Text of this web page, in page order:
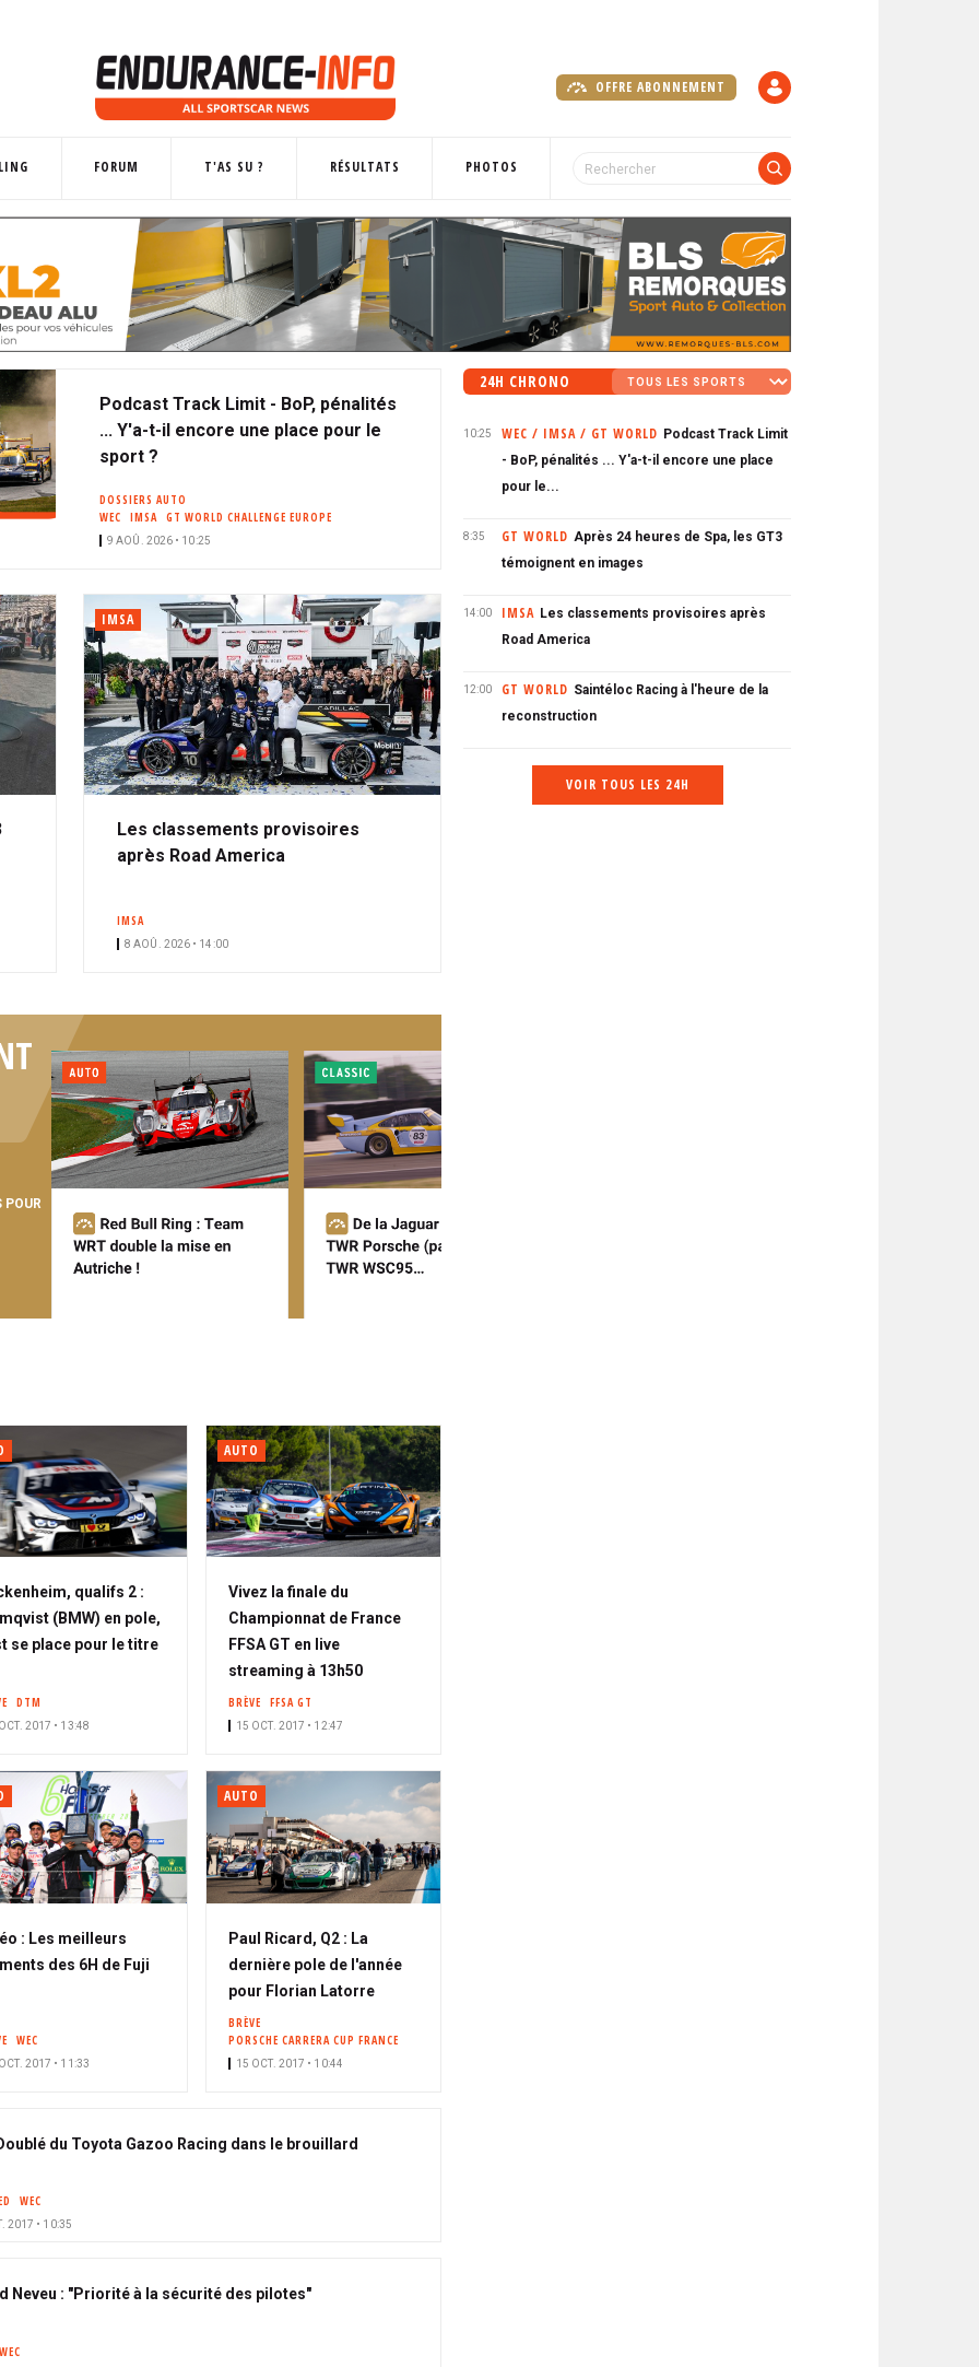
OFFRE ABONNEMENT
FORUM T'AS SU ? RÉSULTATS PHOTOS
Podcast Track Limit - BoP, pénalités
... Y'a-t-il encore une place pour le
sport ?
DOSSIERS AUTO
WEC
IMSA GT WORLD CHALLENGE EUROPE
9 AOÛ. 2026 • 10:25
IMSA
Les classements provisoires
après Road America
IMSA
8 AOÛ. 2026 • 14:00
POUR
qualifs 2 :
(BMW) en pole,
se place pour le titre
DTM
2017 • 13:48
AUTO
Vivez la finale du
Championnat de France
FFSA GT en live
streaming à 13h50
BRÈVE FFSA GT
15 OCT. 2017 • 12:47
: Les meilleurs
des 6H de Fuji
WEC
2017 • 11:33
AUTO
Paul Ricard, Q2 : La
dernière pole de l'année
pour Florian Latorre
BRÈVE
PORSCHE CARRERA CUP FRANCE
15 OCT. 2017 • 10:44
du Toyota Gazoo Racing dans le brouillard
WEC
2017 • 10:35
Neveu : "Priorité à la sécurité des pilotes"
WEC
24H CHRONO
10:25 WEC / IMSA / GT WORLD Podcast Track Limit
- BoP, pénalités ... Y'a-t-il encore une place
pour le...
8:35 GT WORLD Après 24 heures de Spa, les GT3
témoignent en images
14:00 IMSA Les classements provisoires après
Road America
12:00 GT WORLD Saintéloc Racing à l'heure de la
reconstruction
VOIR TOUS LES 24H